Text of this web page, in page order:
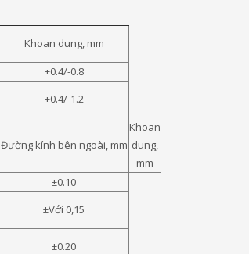
Khoan dung, mm
+0.4/-0.8
+0.4/-1.2
Đường kính bên ngoài, mm
Khoan
dung,
mm
±0.10
±Với 0,15
±0.20